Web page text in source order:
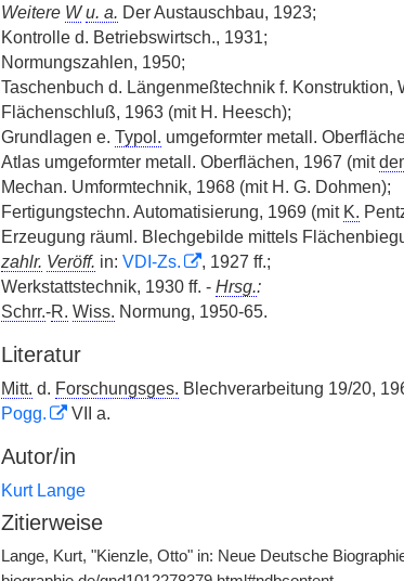
Weitere W u. a. Der Austauschbau, 1923;
Kontrolle d. Betriebswirtsch., 1931;
Normungszahlen, 1950;
Taschenbuch d. Längenmeßtechnik f. Konstruktion,
Flächenschluß, 1963 (mit H. Heesch);
Grundlagen e. Typol. umgeformter metall.
Atlas umgeformter metall. Oberflächen, 1967 (mit
Mechan. Umformtechnik, 1968 (mit H. G. Dohmen);
Fertigungstechn. Automatisierung, 1969 (mit K.
Erzeugung räuml. Blechgebilde mittels
zahlr. Veröff. in: VDI-Zs.
, 1927 ff.;
Werkstattstechnik, 1930 ff. - Hrsg.:
Schrr.-R. Wiss. Normung, 1950-65.
Literatur
Mitt. d. Forschungsges. Blechverarbeitung 19/20,
Pogg.
VII a.
Autor/in
Kurt Lange
Zitierweise
Lange, Kurt, "Kienzle, Otto" in: Neue Deutsche